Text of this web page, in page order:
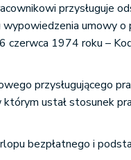
przysługuje
wypowiedzenia umowy
czerwca 1974 roku –
przysługującego
ustał stosunek
bezpłatnego i